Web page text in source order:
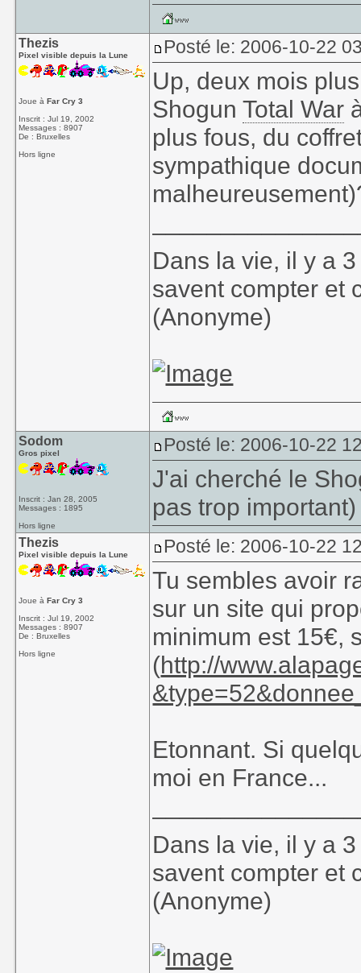
Thezis
Pixel visible depuis la Lune
Joue àFar Cry 3
Inscrit : Jul 19, 2002
Messages : 8907
De : Bruxelles
Hors ligne
Posté le: 2006-10-22
Up, deux mois
ShogunTotal War
plus fous, du
sympathique
Dans la vie, il y a
savent compter et
(Anonyme)
Sodom
Gros pixel
Inscrit : Jan 28, 2005
Messages : 1895
Hors ligne
Posté le: 2006-10-22
J'ai cherché le
pas trop
Thezis
Pixel visible depuis la Lune
Joue àFar Cry 3
Inscrit : Jul 19, 2002
Messages : 8907
De : Bruxelles
Hors ligne
Posté le: 2006-10-22
Tu sembles avoir
sur un site qui
minimum est 15€,
(http://
Etonnant. Si
moi en France...
Dans la vie, il y a
savent compter et
(Anonyme)